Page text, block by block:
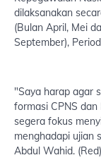
dilaksanakan
(Bulan April, Mei
September),
"Saya harap agar
formasi CPNS
segera fokus
menghadapi ujian
Abdul Wahid. (Red)